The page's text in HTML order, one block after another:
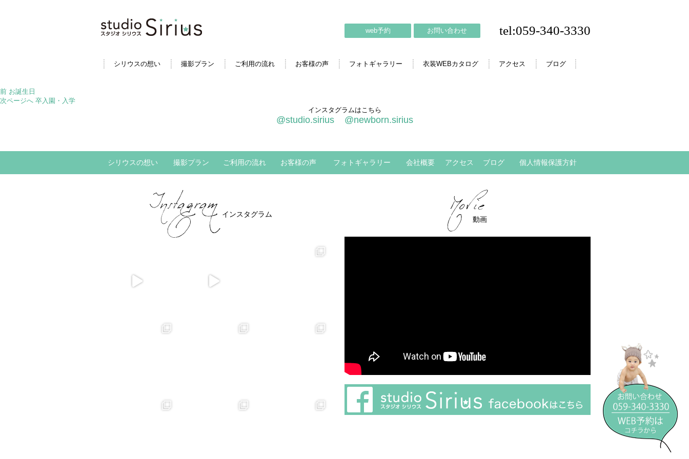
シリウスの想い 撮影プラン ご利用の流れ お客様の声 フォトギャラリー 衣装WEBカタログ アクセス ブログ
web予約 お問い合わせ tel:059-340-3330
投
稿
前 前
の
お誕生日
次ページへ 次
卒入園・入学
インスタグラムはこちら
@studio.sirius @newborn.sirius
シリウスの想い 撮影プラン ご利用の流れ お客様の声 フォトギャラリー 会社概要 アクセス ブログ 個人情報保護方針
インスタグラム
動画